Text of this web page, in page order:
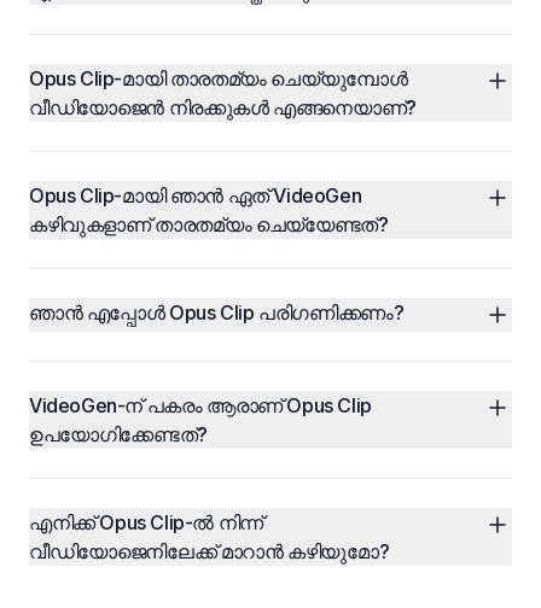
Opus Clip-മായി താരതമ്യം ചെയ്യുമ്പോൾ
വീഡിയോജെൻ നിരക്കുകൾ എങ്ങനെയാണ്?
Opus Clip-മായി ഞാൻ ഏത് VideoGen
കഴിവുകളാണ് താരതമ്യം ചെയ്യേണ്ടത്?
ഞാൻ എപ്പോൾ Opus Clip പരിഗണിക്കണം?
VideoGen-ന് പകരം ആരാണ് Opus Clip
ഉപയോഗിക്കേണ്ടത്?
എനിക്ക് Opus Clip-ൽ നിന്ന്
വീഡിയോജെനിലേക്ക് മാറാൻ കഴിയുമോ?